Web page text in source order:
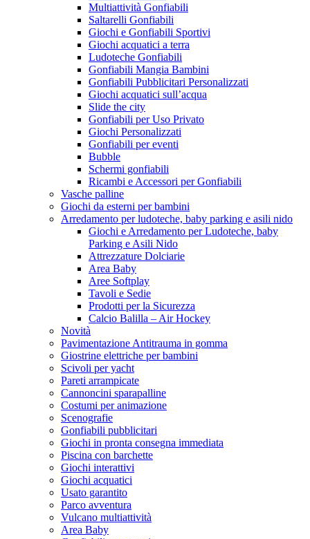
Multiattività Gonfiabili
Saltarelli Gonfiabili
Giochi e Gonfiabili Sportivi
Giochi acquatici a terra
Ludoteche Gonfiabili
Gonfiabili Mangia Bambini
Gonfiabili Pubblicitari Personalizzati
Giochi acquatici sull’acqua
Slide the city
Gonfiabili per Uso Privato
Giochi Personalizzati
Gonfiabili per eventi
Bubble
Schermi gonfiabili
Ricambi e Accessori per Gonfiabili
Vasche palline
Giochi da esterni per bambini
Arredamento per ludoteche, baby parking e asili nido
Giochi e Arredamento per Ludoteche, baby
Parking e Asili Nido
Attrezzature Dolciarie
Area Baby
Aree Softplay
Tavoli e Sedie
Prodotti per la Sicurezza
Calcio Balilla – Air Hockey
Novità
Pavimentazione Antitrauma in gomma
Giostrine elettriche per bambini
Scivoli per yacht
Pareti arrampicate
Cannoncini sparapalline
Costumi per animazione
Scenografie
Gonfiabili pubblicitari
Giochi in pronta consegna immediata
Piscina con barchette
Giochi interattivi
Giochi acquatici
Usato garantito
Parco avventura
Vulcano multiattività
Area Baby